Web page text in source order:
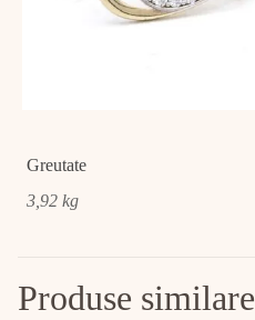
Greutate
3,92 kg
Produse similare